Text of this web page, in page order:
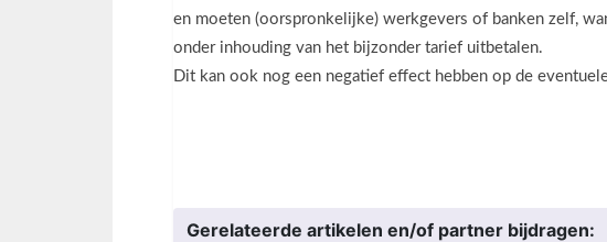
en moeten (oorspronkelijke) werkgevers of banken zelf,
onder inhouding van het bijzonder tarief uitbetalen.
Dit kan ook nog een negatief effect hebben op de
Gerelateerde artikelen en/of partner bijdragen: